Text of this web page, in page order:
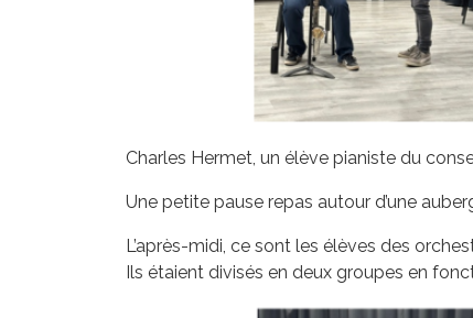
Charles Hermet, un élève pianiste du
Une petite pause repas autour d’une
L’après-midi, ce sont les élèves des
Ils étaient divisés en deux groupes en